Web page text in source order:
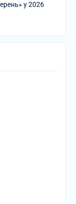
у 2026